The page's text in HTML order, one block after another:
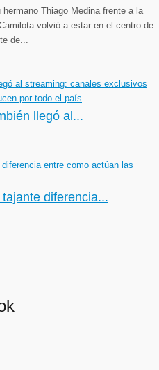
Thiago Medina frente a la
volvió a estar en el centro de
de...
llegó al...
diferencia...